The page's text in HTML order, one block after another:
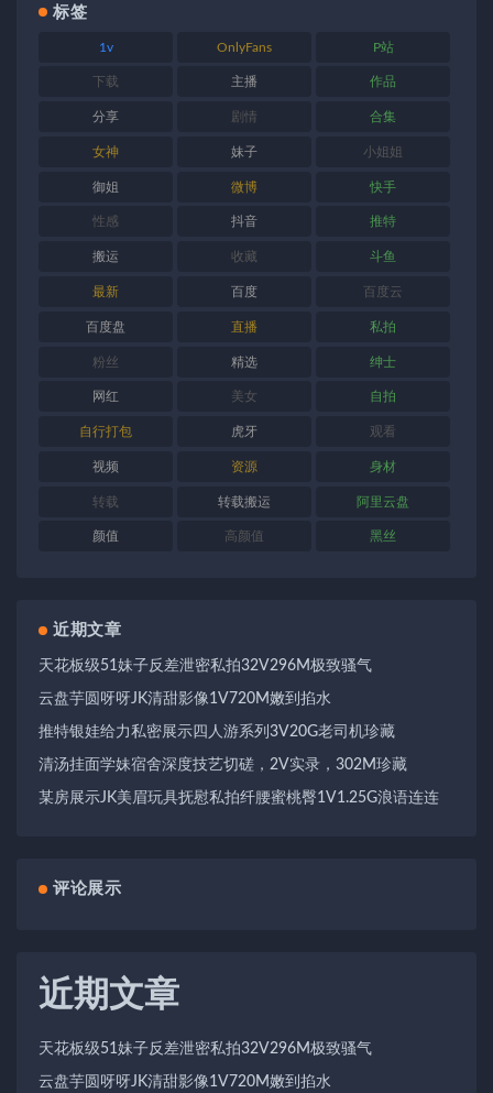
标签
1v OnlyFans P站
下载 主播 作品
分享 剧情 合集
女神 妹子 小姐姐
御姐 微博 快手
性感 抖音 推特
搬运 收藏 斗鱼
最新 百度 百度云
百度盘 直播 私拍
粉丝 精选 绅士
网红 美女 自拍
自行打包 虎牙 观看
视频 资源 身材
转载 转载搬运 阿里云盘
颜值 高颜值 黑丝
近期文章
天花板级51妹子反差泄密私拍32V296M极致骚气
云盘芋圆呀呀JK清甜影像1V720M嫩到掐水
推特银娃给力私密展示四人游系列3V20G老司机珍藏
清汤挂面学妹宿舍深度技艺切磋，2V实录，302M珍藏
某房展示JK美眉玩具抚慰私拍纤腰蜜桃臀1V1.25G浪语连连
评论展示
近期文章
天花板级51妹子反差泄密私拍32V296M极致骚气
云盘芋圆呀呀JK清甜影像1V720M嫩到掐水